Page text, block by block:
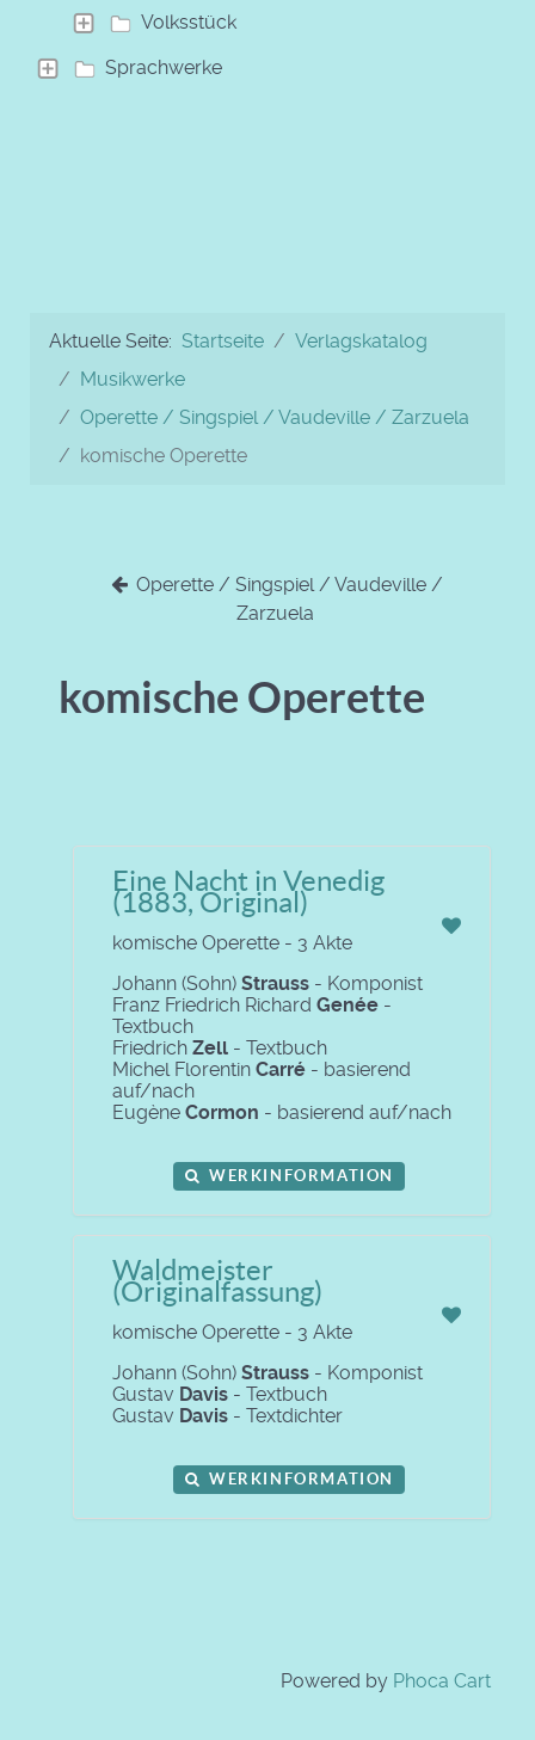
Volksstück
Sprachwerke
Aktuelle Seite: Startseite
Verlagskatalog
Musikwerke
Operette / Singspiel / Vaudeville / Zarzuela
komische Operette
Operette / Singspiel / Vaudeville /
Zarzuela
komische Operette
Eine Nacht in Venedig
(1883, Original)
komische Operette - 3 Akte
Johann (Sohn) Strauss - Komponist
Franz Friedrich Richard Genée -
Textbuch
Friedrich Zell - Textbuch
Michel Florentin Carré - basierend
auf/nach
Eugène Cormon - basierend auf/nach
WERKINFORMATION
Waldmeister
(Originalfassung)
komische Operette - 3 Akte
Johann (Sohn) Strauss - Komponist
Gustav Davis - Textbuch
Gustav Davis - Textdichter
WERKINFORMATION
Powered by Phoca Cart